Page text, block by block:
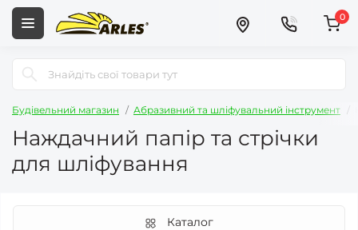
0
Будівельний магазин Абразивний та шліфувальний інструмент
Наждачний папір та стрічки
для шліфування
Каталог